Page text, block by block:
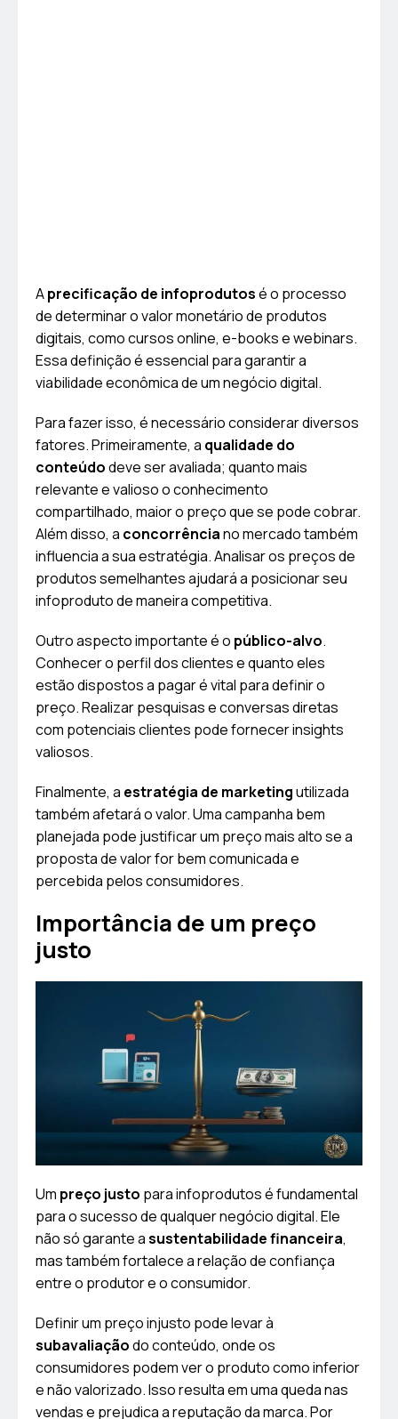
Aprecificação de infoprodutosé o processo
de determinar o valor monetário de produtos
digitais, como cursos online, e-books e webinars.
Essa definição é essencial para garantir a
viabilidade econômica de um negócio digital.
Para fazer isso, é necessário considerar diversos
fatores. Primeiramente, a qualidade do
conteúdodeve ser avaliada; quanto mais
relevante e valioso o conhecimento
compartilhado, maior o preço que se pode cobrar.
Além disso, a concorrênciano mercado também
influencia a sua estratégia. Analisar os preços de
produtos semelhantes ajudará a posicionar seu
infoproduto de maneira competitiva.
Outro aspecto importante é o público-alvo.
Conhecer o perfil dos clientes e quanto eles
estão dispostos a pagar é vital para definir o
preço. Realizar pesquisas e conversas diretas
com potenciais clientes pode fornecer insights
valiosos.
Finalmente, a estratégia de marketingutilizada
também afetará o valor. Uma campanha bem
planejada pode justificar um preço mais alto se a
proposta de valor for bem comunicada e
percebida pelos consumidores.
Importância de um preço
justo
Um preço justo para infoprodutos é fundamental
para o sucesso de qualquer negócio digital. Ele
não só garante asustentabilidade financeira,
mas também fortalece a relação de confiança
entre o produtor e o consumidor.
Definir um preço injusto pode levar à
subavaliaçãodo conteúdo, onde os
consumidores podem ver o produto como inferior
e não valorizado. Isso resulta em uma queda nas
vendas e prejudica a reputação da marca. Por